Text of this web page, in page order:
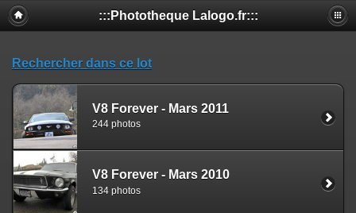
:::Phototheque Lalogo.fr:::
Rechercher dans ce lot
V8 Forever - Mars 2011
244 photos
V8 Forever - Mars 2010
134 photos